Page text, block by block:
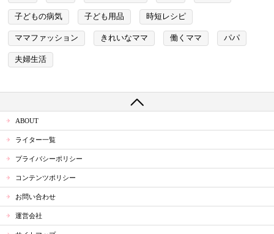
子どもの病気 子ども用品 時短レシピ
ママファッション きれいなママ 働くママ パパ
夫婦生活
ABOUT
ライター一覧
プライバシーポリシー
コンテンツポリシー
お問い合わせ
運営会社